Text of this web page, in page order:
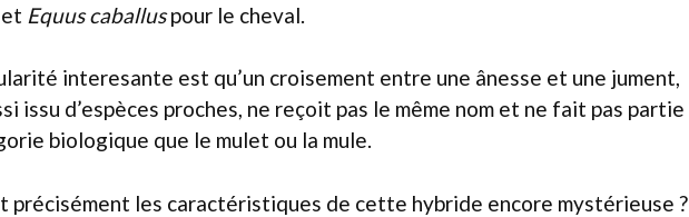
Equus caballuspour le cheval.
interesante est qu’un croisement entre une ânesse et une jument,
issu d’espèces proches, ne reçoit pas le même nom et ne fait pas partie
biologique que le mulet ou la mule.
précisément les caractéristiques de cette hybride encore mystérieuse ?